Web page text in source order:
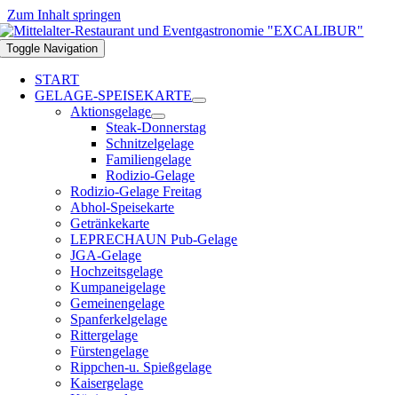
Zum Inhalt springen
Toggle Navigation
START
GELAGE-SPEISEKARTE
Aktionsgelage
Steak-Donnerstag
Schnitzelgelage
Familiengelage
Rodizio-Gelage
Rodizio-Gelage Freitag
Abhol-Speisekarte
Getränkekarte
LEPRECHAUN Pub-Gelage
JGA-Gelage
Hochzeitsgelage
Kumpaneigelage
Gemeinengelage
Spanferkelgelage
Rittergelage
Fürstengelage
Rippchen-u. Spießgelage
Kaisergelage